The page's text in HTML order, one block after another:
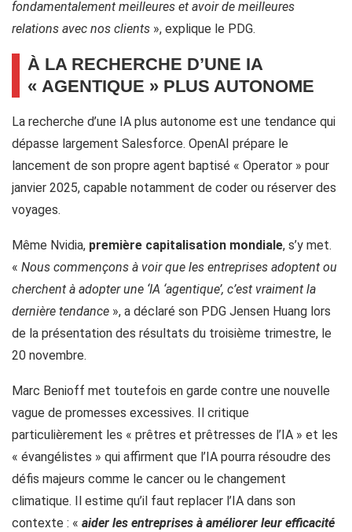
fondamentalement meilleures et avoir de meilleures
relations avec nos clients », explique le PDG.
À LA RECHERCHE D’UNE IA
« AGENTIQUE » PLUS AUTONOME
La recherche d’une IA plus autonome est une tendance qui
dépasse largement Salesforce. OpenAI prépare le
lancement de son propre agent baptisé « Operator » pour
janvier 2025, capable notamment de coder ou réserver des
voyages.
Même Nvidia, première capitalisation mondiale, s’y met.
« Nous commençons à voir que les entreprises adoptent ou
cherchent à adopter une ‘IA ‘agentique’, c’est vraiment la
dernière tendance », a déclaré son PDG Jensen Huang lors
de la présentation des résultats du troisième trimestre, le
20 novembre.
Marc Benioff met toutefois en garde contre une nouvelle
vague de promesses excessives. Il critique
particulièrement les « prêtres et prêtresses de l’IA » et les
« évangélistes » qui affirment que l’IA pourra résoudre des
défis majeurs comme le cancer ou le changement
climatique. Il estime qu’il faut replacer l’IA dans son
contexte : « aider les entreprises à améliorer leur efficacité